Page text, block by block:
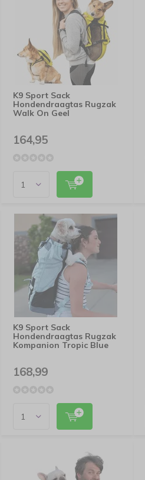
K9 Sport Sack
Hondendraagtas Rugzak
Walk On Geel
164,95
K9 Sport Sack
Hondendraagtas Rugzak
Kompanion Tropic Blue
168,99